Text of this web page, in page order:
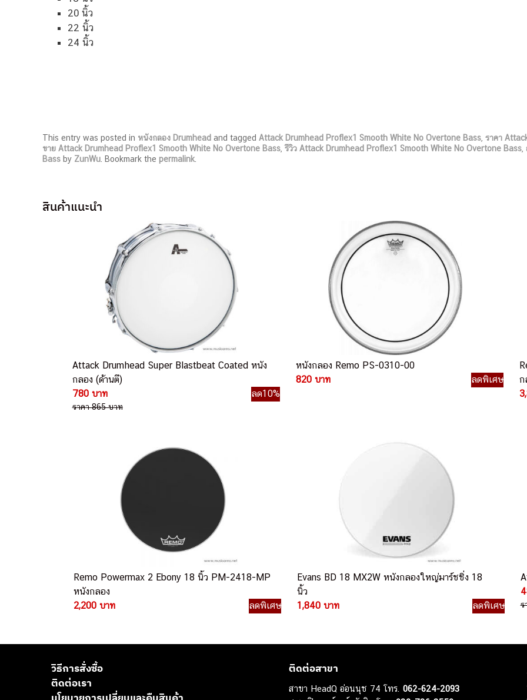
20 นิ้ว
22 นิ้ว
24 นิ้ว
This entry was posted in หนังกลอง Drumhead and tagged Attack Drumhead Proflex1 Smooth White No Overtone Bass ราคา
ขาย Attack Drumhead Proflex1 Smooth White No Overtone Bass ,รีวิว Attack Drumhead Proflex1 Smooth White No Overtone Bass
Bass by ZunWu . Bookmark the permalink
สินค้าแนะนำ
Attack Drumhead Super Blastbeat Coated หนัง
กลอง (ด้านตี)
780 บาท
ลด10%
ราคา 865 บาท
หนังกลอง Remo PS-0310-00
820 บาท
ลดพิเศษ
ก
Remo Powermax 2 Ebony 18 นิ้ว PM-2418-MP
หนังกลอง
2,200 บาท
ลดพิเศษ
Evans BD 18 MX2W หนังกลองใหญ่มาร์ชชิ่ง 18
นิ้ว
1,840 บาท
ลดพิเศษ ร
วิธีการสั่งซื้อ
ติดต่อเรา
ติดต่อสาขา
สาขา HeadQ อ่อนนุช 74 โทร.062-624-2093